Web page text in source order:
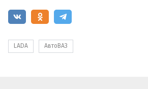
LADA АвтоВАЗ